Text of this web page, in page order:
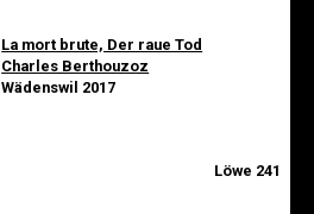
La mort brute, Der raue Tod
Charles Berthouzoz
Wädenswil 2017
Löwe 241